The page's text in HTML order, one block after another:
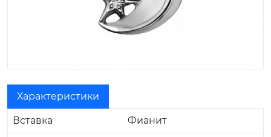
Характеристики
Вставка Фианит